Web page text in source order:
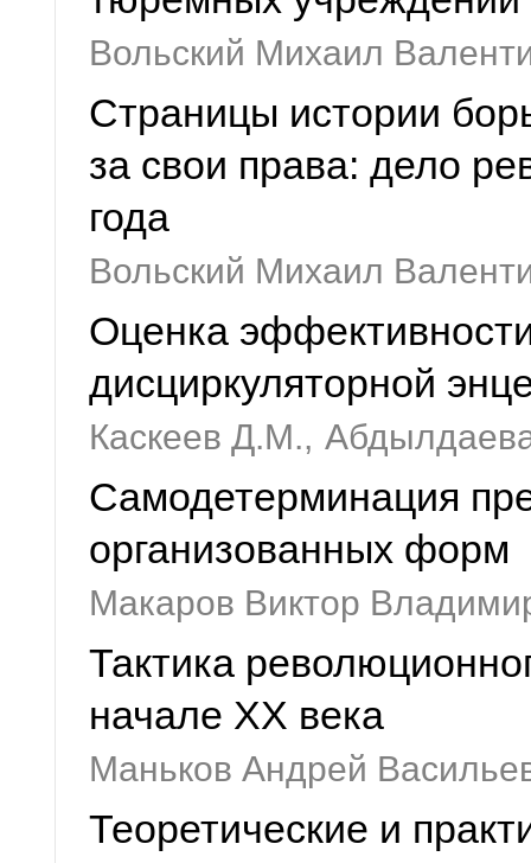
Вольский Михаил
Страницы истории
за свои права: дело
года
Вольский Михаил
Оценка
дисциркуляторной
Каскеев Д.М.,
Самодетерминация
организованных форм
Макаров Виктор
Тактика
начале XX века
Маньков Андрей
Теоретические и